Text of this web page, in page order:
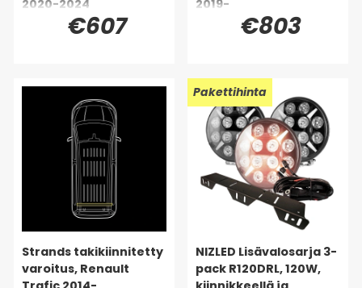
2020-2024
€607
2019-
€803
Strands takikiinnitetty
varoitus, Renault
Pakettihinta
NIZLED Lisävalosarja 3-
pack R120DRL, 120W,